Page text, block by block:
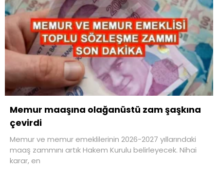
Memur maaşına olağanüstü zam şaşkına
çevirdi
Memur ve memur emeklilerinin 2026-2027 yıllarındaki
maaş zammını artık Hakem Kurulu belirleyecek. Nihai
karar, en